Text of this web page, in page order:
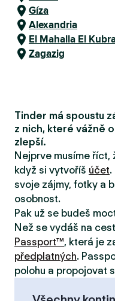
Gíza
Alexandria
El Mahalla El
Zagazig
Tinder má spoustu
z nich, které vážně
zlepší.
Nejprve musíme říct,
když si vytvoříš účet.
svoje zájmy, fotky a
osobnost.
Pak už se budeš
Než se vydáš na
Passport™, která je
předplatných.
polohu a propojovat